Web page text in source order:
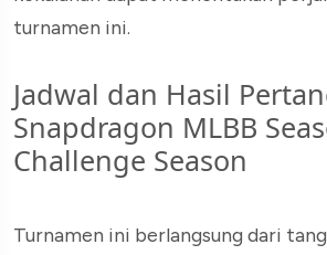
turnamen ini.
Jadwal dan Hasil
Snapdragon MLBB
Challenge Season
Turnamen ini berlangsung dari